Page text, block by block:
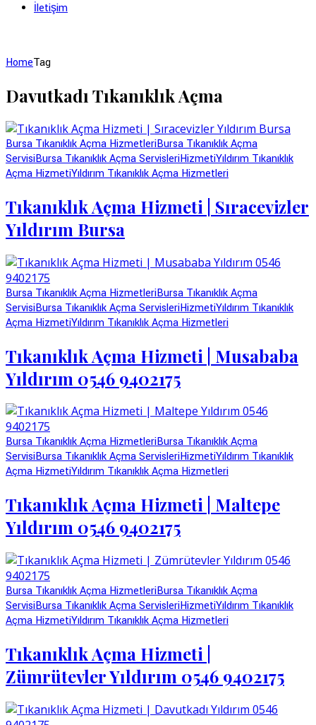
İletişim
HomeTag
Davutkadı Tıkanıklık Açma
Bursa Tıkanıklık Açma HizmetleriBursa Tıkanıklık Açma
ServisiBursa Tıkanıklık Açma ServisleriHizmetiYıldırım Tıkanıklık
Açma HizmetiYıldırım Tıkanıklık Açma Hizmetleri
Tıkanıklık Açma Hizmeti | Sıracevizler
Yıldırım Bursa
Bursa Tıkanıklık Açma HizmetleriBursa Tıkanıklık Açma
ServisiBursa Tıkanıklık Açma ServisleriHizmetiYıldırım Tıkanıklık
Açma HizmetiYıldırım Tıkanıklık Açma Hizmetleri
Tıkanıklık Açma Hizmeti | Musababa
Yıldırım 0546 9402175
Bursa Tıkanıklık Açma HizmetleriBursa Tıkanıklık Açma
ServisiBursa Tıkanıklık Açma ServisleriHizmetiYıldırım Tıkanıklık
Açma HizmetiYıldırım Tıkanıklık Açma Hizmetleri
Tıkanıklık Açma Hizmeti | Maltepe
Yıldırım 0546 9402175
Bursa Tıkanıklık Açma HizmetleriBursa Tıkanıklık Açma
ServisiBursa Tıkanıklık Açma ServisleriHizmetiYıldırım Tıkanıklık
Açma HizmetiYıldırım Tıkanıklık Açma Hizmetleri
Tıkanıklık Açma Hizmeti |
Zümrütevler Yıldırım 0546 9402175